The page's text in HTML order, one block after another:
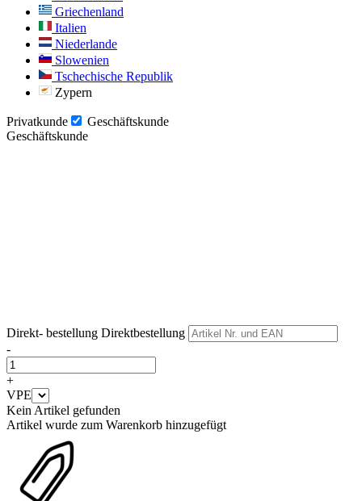
Griechenland
Italien
Niederlande
Slowenien
Tschechische Republik
Zypern
Privatkunde
Geschäftskunde
Geschäftskunde
Direkt- bestellung Direktbestellung
-
+
VPE
Kein Artikel gefunden
Artikel wurde zum Warenkorb hinzugefügt